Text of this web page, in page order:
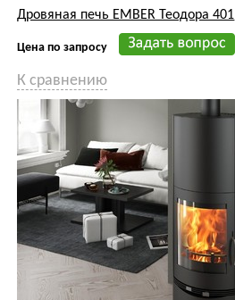
Дровяная печь EMBER Теодора 401
Цена по запросу
К сравнению